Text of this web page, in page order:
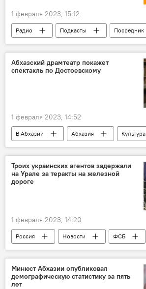
1 февраля 2023, 15:12
Радио Подкасты
Посредник
Абхазия
Кабинет Министров Абхазии
жилье
мобилизация
Абхазский драмтеатр покажет
спектакль по Достоевскому
1 февраля 2023, 14:52
В Абхазии Абхазия
Культура
театр
искусство
Троих украинских агентов задержали
на Урале за теракты на железной
дороге
1 февраля 2023, 14:20
Россия Новости ФСБ
Минюст Абхазии опубликовал
демографическую статистику за пять
лет